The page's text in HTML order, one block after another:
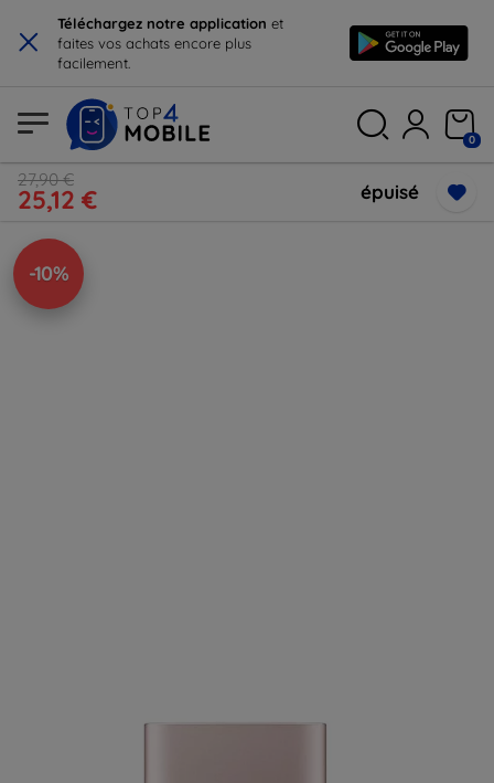
× Téléchargez notre application et
faites vos achats encore plus
facilement.
0
27,90 €
25,12 € épuisé
-10%